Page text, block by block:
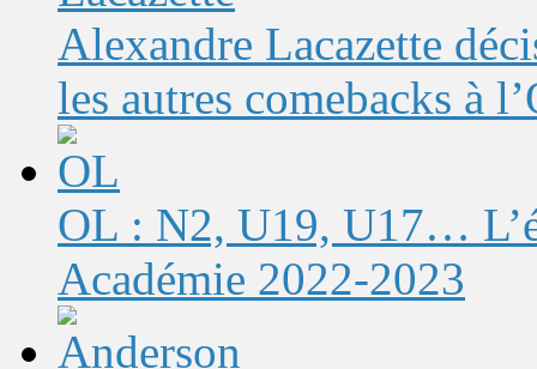
Alexandre Lacazette
les autres comebacks à
OL : N2, U19, U17…
Académie 2022-2023